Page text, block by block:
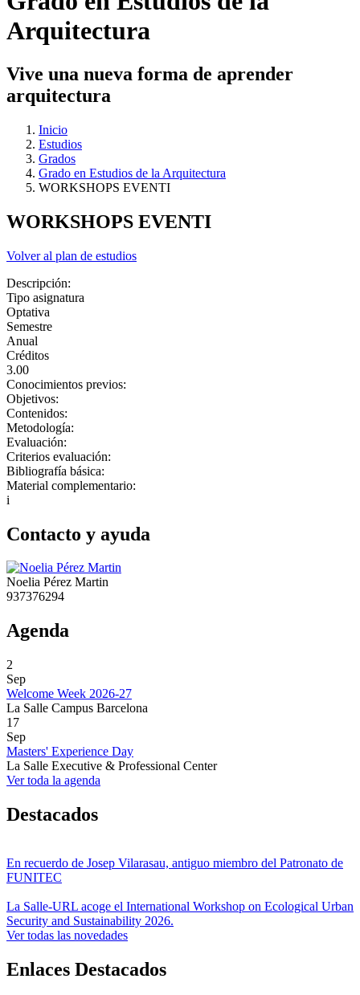
Arquitectura
Vive una nueva forma de aprender
arquitectura
Inicio
Estudios
Grados
Grado en Estudios de la Arquitectura
WORKSHOPS EVENTI
WORKSHOPS EVENTI
Volver al plan de estudios
Descripción:
Tipo asignatura
Optativa
Semestre
Anual
Créditos
3.00
Conocimientos previos:
Objetivos:
Contenidos:
Metodología:
Evaluación:
Criterios evaluación:
Bibliografía básica:
Material complementario:
i
Contacto y ayuda
Noelia Pérez Martin
937376294
Agenda
2
Sep
Welcome Week 2026-27
La Salle Campus Barcelona
17
Sep
Masters' Experience Day
La Salle Executive & Professional Center
Ver toda la agenda
Destacados
En recuerdo de Josep Vilarasau, antiguo miembro del Patronato de
FUNITEC
La Salle-URL acoge el International Workshop on Ecological Urban
Security and Sustainability 2026.
Ver todas las novedades
Enlaces Destacados